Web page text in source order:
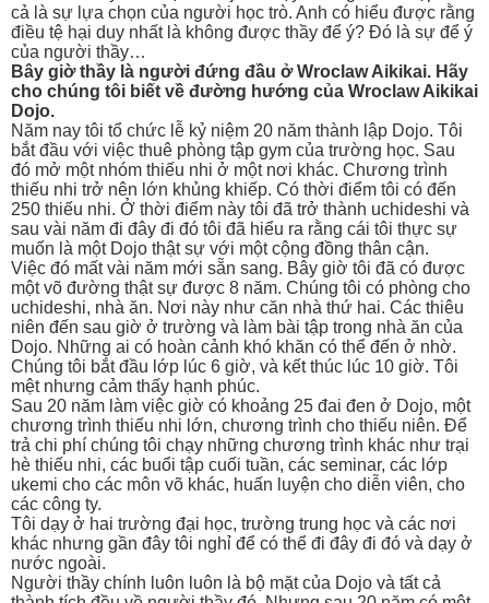
cả là sự lựa chọn của người học trò. Anh có hiểu được rằng
điều tệ hại duy nhất là không được thầy để ý? Đó là sự để ý
của người thầy…
Bây giờ thầy là người đứng đầu ở Wroclaw Aikikai. Hãy
cho chúng tôi biết về đường hướng của Wroclaw Aikikai
Dojo.
Năm nay tôi tổ chức lễ kỷ niệm 20 năm thành lập Dojo. Tôi
bắt đầu với việc thuê phòng tập gym của trường học. Sau
đó mở một nhóm thiếu nhi ở một nơi khác. Chương trình
thiếu nhi trở nên lớn khủng khiếp. Có thời điểm tôi có đến
250 thiếu nhi. Ở thời điểm này tôi đã trở thành uchideshi và
sau vài năm đi đây đi đó tôi đã hiểu ra rằng cái tôi thực sự
muốn là một Dojo thật sự với một cộng đồng thân cận.
Việc đó mất vài năm mới sẵn sang. Bây giờ tôi đã có được
một võ đường thật sự được 8 năm. Chúng tôi có phòng cho
uchideshi, nhà ăn. Nơi này như căn nhà thứ hai. Các thiêu
niên đến sau giờ ở trường và làm bài tập trong nhà ăn của
Dojo. Những ai có hoàn cảnh khó khăn có thể đến ở nhờ.
Chúng tôi bắt đầu lớp lúc 6 giờ, và kết thúc lúc 10 giờ. Tôi
mệt nhưng cảm thấy hạnh phúc.
Sau 20 năm làm việc giờ có khoảng 25 đai đen ở Dojo, một
chương trình thiếu nhi lớn, chương trình cho thiếu niên. Để
trả chi phí chúng tôi chạy những chương trình khác như trại
hè thiếu nhi, các buổi tập cuối tuần, các seminar, các lớp
ukemi cho các môn võ khác, huấn luyện cho diễn viên, cho
các công ty.
Tôi dạy ở hai trường đại học, trường trung học và các nơi
khác nhưng gần đây tôi nghỉ để có thể đi đây đi đó và dạy ở
nước ngoài.
Người thầy chính luôn luôn là bộ mặt của Dojo và tất cả